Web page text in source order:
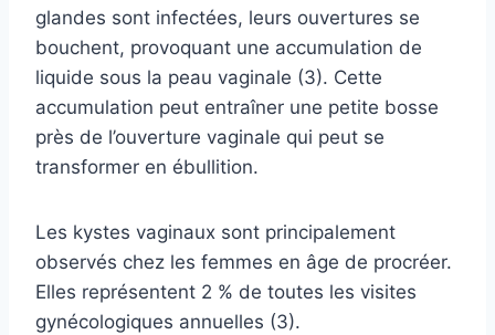
glandes sont infectées, leurs ouvertures se
bouchent, provoquant une accumulation de
liquide sous la peau vaginale (3). Cette
accumulation peut entraîner une petite bosse
près de l’ouverture vaginale qui peut se
transformer en ébullition.
Les kystes vaginaux sont principalement
observés chez les femmes en âge de procréer.
Elles représentent 2 % de toutes les visites
gynécologiques annuelles (3).